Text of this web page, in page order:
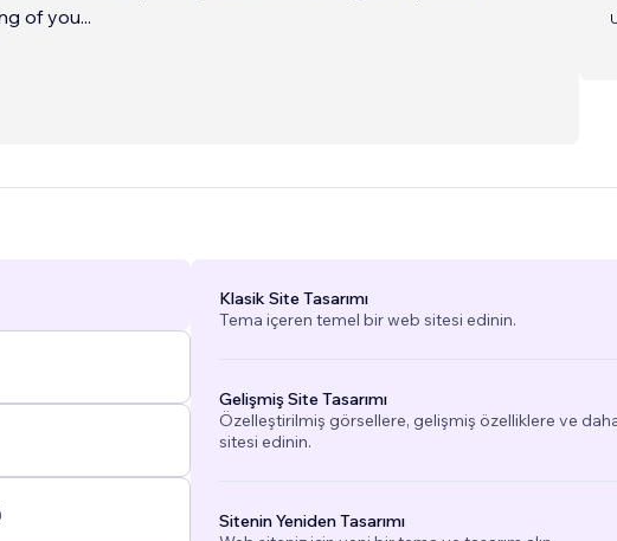
of you...
Klasik Site Tasarımı
Tema içeren temel bir web sitesi edinin.
Gelişmiş Site Tasarımı
Özelleştirilmiş görsellere, gelişmiş özelliklere ve
sitesi edinin.
Sitenin Yeniden Tasarımı